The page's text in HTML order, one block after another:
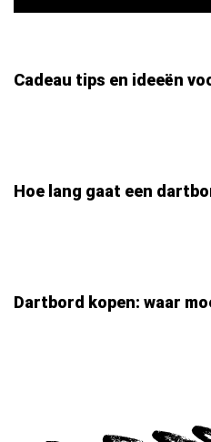
Cadeau tips en ideeën
Hoe lang gaat een
Dartbord kopen: waar